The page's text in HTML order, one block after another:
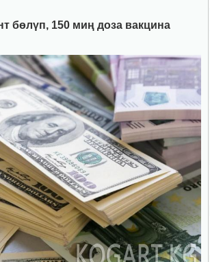
бөлүп, 150 миң доза вакцина